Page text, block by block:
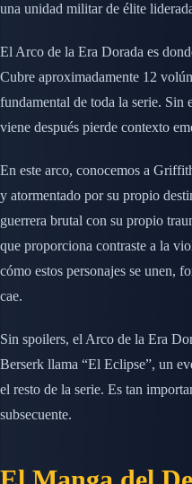
una unidad militar de élite
El Arco de la Era Dorada es
Cubre aproximadamente 12
fundamental de toda la serie. Sin
viene después pierde contexto
En este arco, conocemos a
y atormentado por su propio
guerrera brutal con su propio
que proporciona contraste a la
cómo estos personajes se unen,
cae.
Sin spoilers, el Arco de la Era
Berserk llama “El Eclipse”, un
el resto de la serie. Es tan
subsecuente.